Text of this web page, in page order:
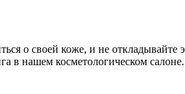
о своей коже, и не откладывайте
нашем косметологическом